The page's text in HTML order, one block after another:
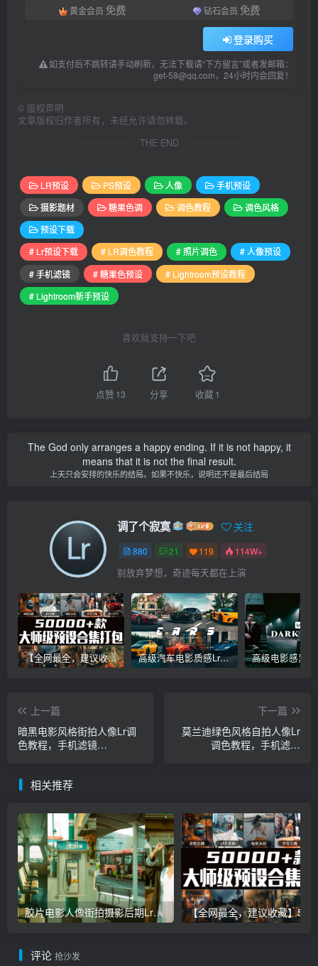
黄金会员 免费 钻石会员 免费
登录购买
如支付后不跳转请手动刷新，无法下载请“下方留言”或者发邮箱：
get-58@qq.com，24小时内会回复！
© 版权声明
文章版权归作者所有，未经允许请勿转载。
THE END
LR预设 PS预设 人像
手机预设
摄影题材
糖果色调 调色教程
调色风格
预设下载
# Lr预设下载
# LR调色教程 # 照片调色
# 人像预设
# 手机滤镜
# 糖果色预设
# Lightroom预设教程
# Lightroom新手预设
喜欢就支持一下吧
点赞 13 分享 收藏 1
The God only arranges a happy ending. If it is not happy, it
means that it is not the final result.
上天只会安排的快乐的结局。如果不快乐，说明还不是最后结局
调了个寂寞 关注
880 21 119 114W+
别放弃梦想，奇迹每天都在上演
【全网最全，建议收藏】5万多款Lr顶级调色预设合集，精心整理，分类清晰，摄影师调色师必备素材，够用一辈子！ 高级汽车电影质感Lr调色教程，手机滤镜PS+Lightroom预设下载！
上一篇
暗黑电影风格街拍人像Lr调
色教程，手机滤镜
下一篇
莫兰迪绿色风格自拍人像Lr
调色教程，手机滤镜
相关推荐
胶片电影人像街拍摄影后期Lr调色教程，手机滤镜PS+Lightroom预设下载！
评论 抢沙发